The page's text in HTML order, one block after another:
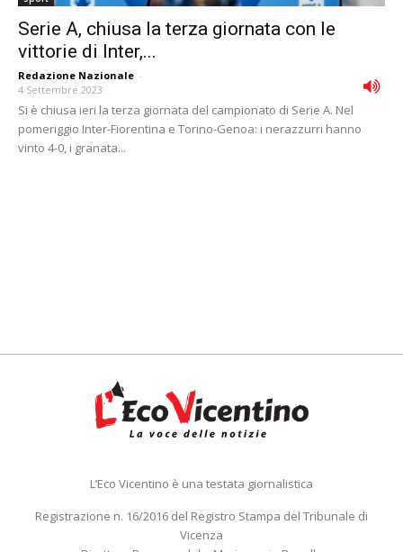
Serie A, chiusa la terza giornata con le
vittorie di Inter,...
Redazione Nazionale -
4 Settembre 2023
Si è chiusa ieri la terza giornata del campionato di Serie A. Nel
pomeriggio Inter-Fiorentina e Torino-Genoa: i nerazzurri hanno
vinto 4-0, i granata...
L’Eco Vicentino è una testata giornalistica
Registrazione n. 16/2016 del Registro Stampa del Tribunale di
Vicenza